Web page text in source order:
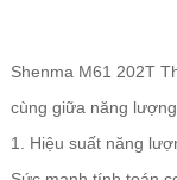
Shenma M61 202T
cùng giữa năng
1. Hiệu suất năng